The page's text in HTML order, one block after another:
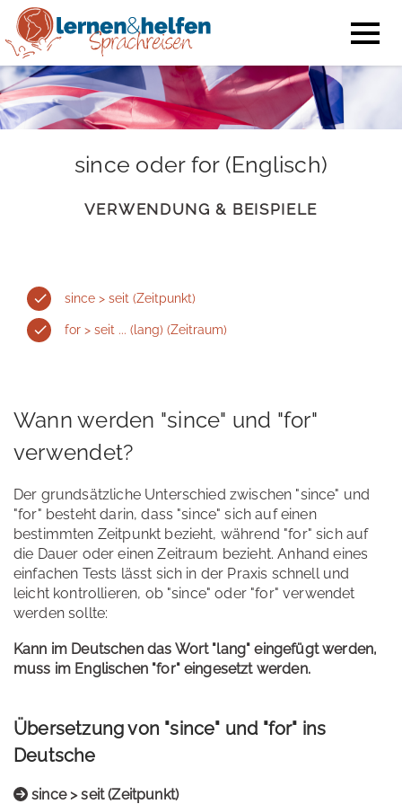
since oder for (Englisch)
VERWENDUNG & BEISPIELE
since > seit (Zeitpunkt)
for > seit ... (lang) (Zeitraum)
Wann werden "since" und "for"
verwendet?
Der grundsätzliche Unterschied zwischen "since" und
"for" besteht darin, dass "since" sich auf einen
bestimmten Zeitpunkt bezieht, während "for" sich auf
die Dauer oder einen Zeitraum bezieht. Anhand eines
einfachen Tests lässt sich in der Praxis schnell und
leicht kontrollieren, ob "since" oder "for" verwendet
werden sollte:
Kann im Deutschen das Wort "lang" eingefügt werden,
muss im Englischen "for" eingesetzt werden.
Übersetzung von "since" und "for" ins
Deutsche
since > seit (Zeitpunkt)